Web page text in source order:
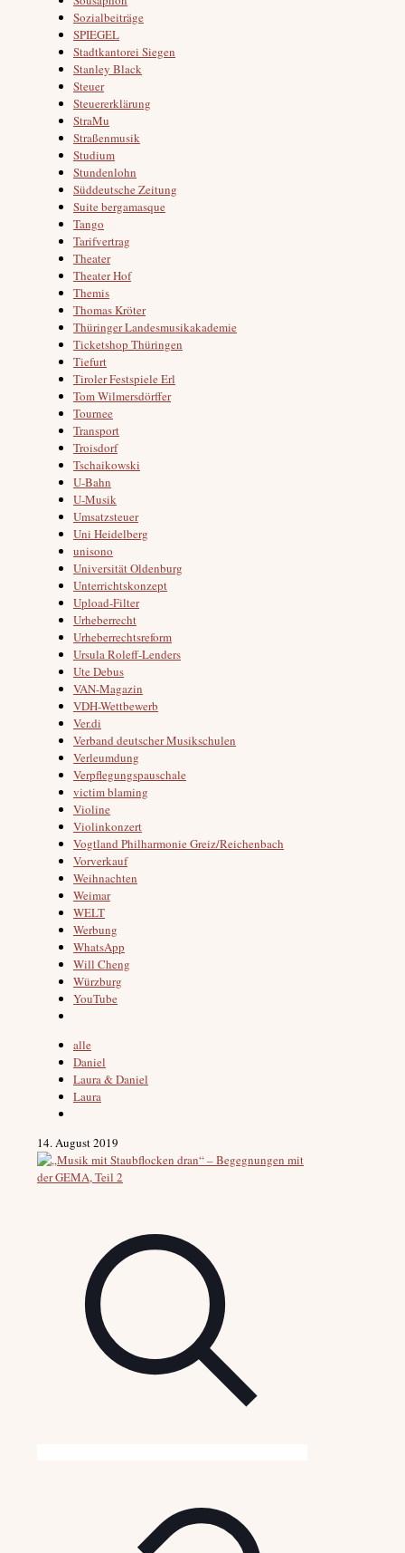
Sozialbeiträge
SPIEGEL
Stadtkantorei Siegen
Stanley Black
Steuer
Steuererklärung
StraMu
Straßenmusik
Studium
Stundenlohn
Süddeutsche Zeitung
Suite bergamasque
Tango
Tarifvertrag
Theater
Theater Hof
Themis
Thomas Kröter
Thüringer Landesmusikakademie
Ticketshop Thüringen
Tiefurt
Tiroler Festspiele Erl
Tom Wilmersdörffer
Tournee
Transport
Troisdorf
Tschaikowski
U-Bahn
U-Musik
Umsatzsteuer
Uni Heidelberg
unisono
Universität Oldenburg
Unterrichtskonzept
Upload-Filter
Urheberrecht
Urheberrechtsreform
Ursula Roleff-Lenders
Ute Debus
VAN-Magazin
VDH-Wettbewerb
Ver.di
Verband deutscher Musikschulen
Verleumdung
Verpflegungspauschale
victim blaming
Violine
Violinkonzert
Vogtland Philharmonie Greiz/Reichenbach
Vorverkauf
Weihnachten
Weimar
WELT
Werbung
WhatsApp
Will Cheng
Würzburg
YouTube
alle
Daniel
Laura & Daniel
Laura
14. August 2019